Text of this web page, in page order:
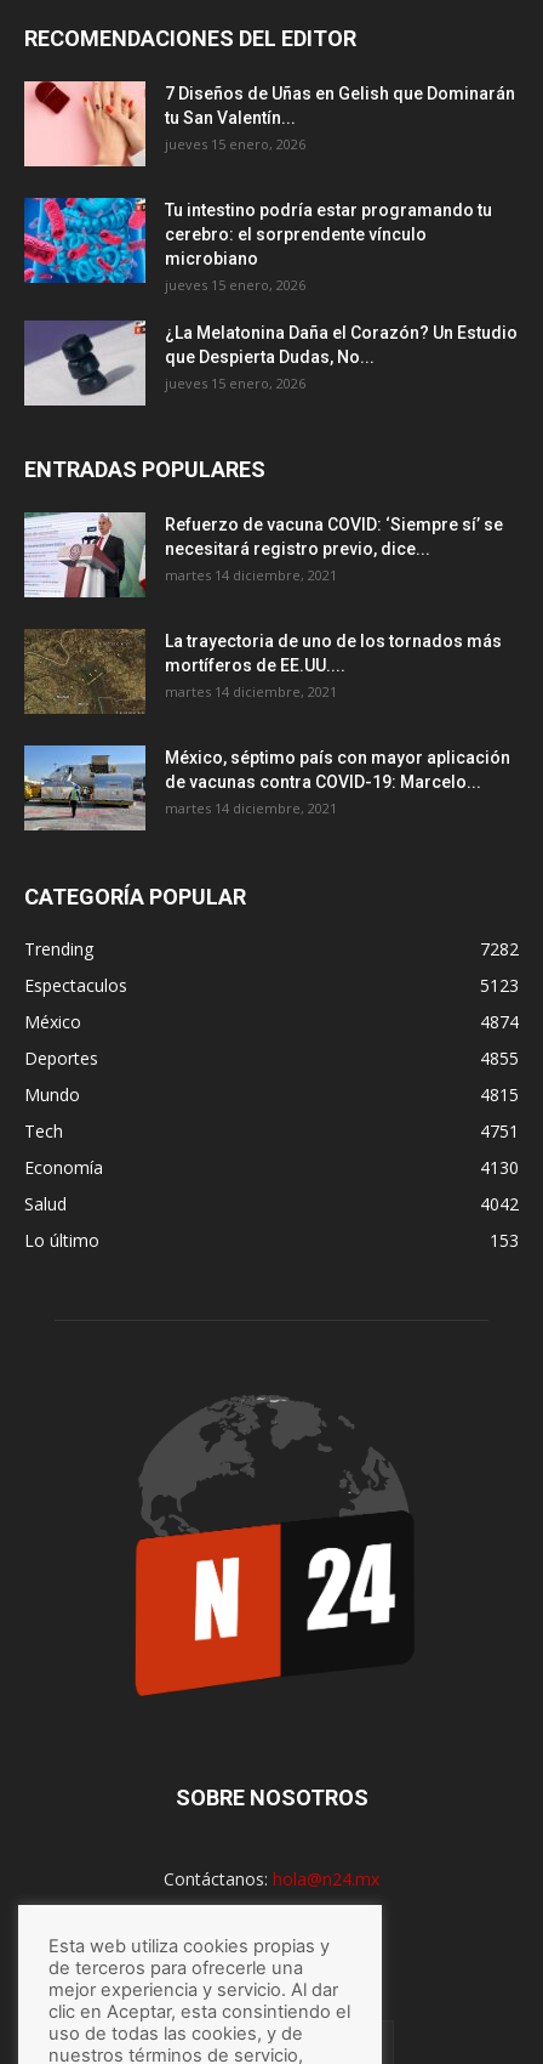
RECOMENDACIONES DEL EDITOR
7 Diseños de Uñas en Gelish que Dominarán
tu San Valentín...
jueves 15 enero, 2026
Tu intestino podría estar programando tu
cerebro: el sorprendente vínculo
microbiano
jueves 15 enero, 2026
¿La Melatonina Daña el Corazón? Un Estudio
que Despierta Dudas, No...
jueves 15 enero, 2026
ENTRADAS POPULARES
Refuerzo de vacuna COVID: ‘Siempre sí’ se
necesitará registro previo, dice...
martes 14 diciembre, 2021
La trayectoria de uno de los tornados más
mortíferos de EE.UU....
martes 14 diciembre, 2021
México, séptimo país con mayor aplicación
de vacunas contra COVID-19: Marcelo...
martes 14 diciembre, 2021
CATEGORÍA POPULAR
Trending
7282
Espectaculos
5123
México
4874
Deportes
4855
Mundo
4815
Tech
4751
Economía
4130
Salud
4042
Lo último
153
SOBRE NOSOTROS
Contáctanos: hola@n24.mx
SÍGUENOS
Esta web utiliza cookies propias y
de terceros para ofrecerle una
mejor experiencia y servicio. Al dar
clic en Aceptar, esta consintiendo el
uso de todas las cookies, y de
nuestros términos de servicio,